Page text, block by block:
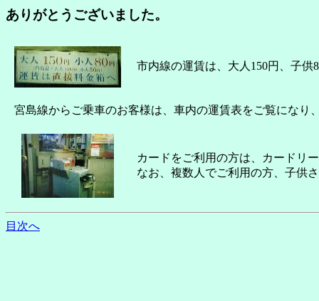
ありがとうございました。
市内線の運賃は、大人150円、子
宮島線からご乗車のお客様は、車内の運賃表をご覧になり
カードをご利用の方は、カードリ
なお、複数人でご利用の方、子供
目次へ